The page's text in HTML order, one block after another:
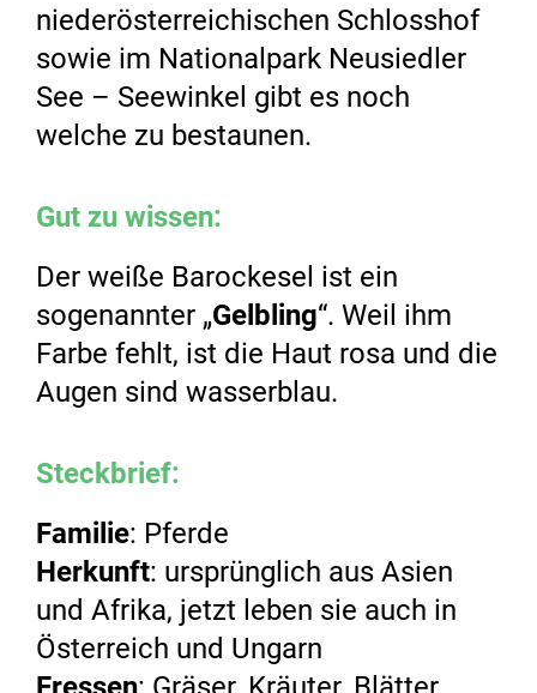
niederösterreichischen Schlosshof
sowie im Nationalpark Neusiedler
See – Seewinkel gibt es noch
welche zu bestaunen.
Gut zu wissen:
Der weiße Barockesel ist ein
sogenannter „Gelbling“. Weil ihm
Farbe fehlt, ist die Haut rosa und die
Augen sind wasserblau.
Steckbrief:
Familie: Pferde
Herkunft: ursprünglich aus Asien
und Afrika, jetzt leben sie auch in
Österreich und Ungarn